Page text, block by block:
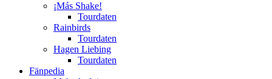
¡Más Shake!
Tourdaten
Rainbirds
Tourdaten
Hagen Liebing
Tourdaten
Fänpedia